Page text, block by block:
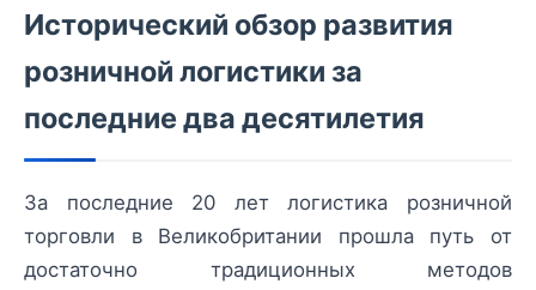
Исторический обзор развития
розничной логистики за
последние два десятилетия
За последние 20 лет логистика розничной
торговли в Великобритании прошла путь от
достаточно традиционных методов